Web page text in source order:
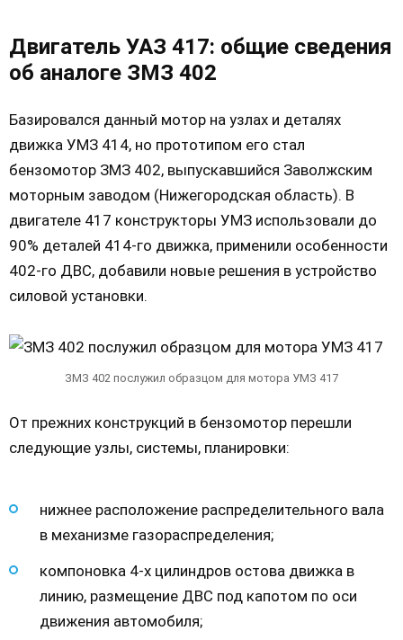
Двигатель УАЗ 417: общие сведения
об аналоге ЗМЗ 402
Базировался данный мотор на узлах и деталях
движка УМЗ 414, но прототипом его стал
бензомотор ЗМЗ 402, выпускавшийся Заволжским
моторным заводом (Нижегородская область). В
двигателе 417 конструкторы УМЗ использовали до
90% деталей 414-го движка, применили особенности
402-го ДВС, добавили новые решения в устройство
силовой установки.
ЗМЗ 402 послужил образцом для мотора УМЗ 417
От прежних конструкций в бензомотор перешли
следующие узлы, системы, планировки:
нижнее расположение распределительного вала
в механизме газораспределения;
компоновка 4-х цилиндров остова движка в
линию, размещение ДВС под капотом по оси
движения автомобиля;